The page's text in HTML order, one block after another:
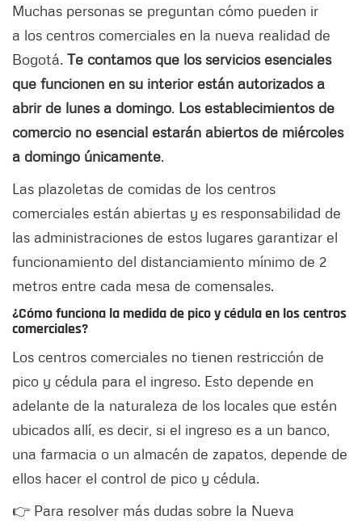
Muchas personas se preguntan cómo pueden ir
a los centros comerciales en la nueva realidad de
Bogotá. Te contamos que los servicios esenciales
que funcionen en su interior están autorizados a
abrir de lunes a domingo. Los establecimientos de
comercio no esencial estarán abiertos de miércoles
a domingo únicamente.
Las plazoletas de comidas de los centros
comerciales están abiertas y es responsabilidad de
las administraciones de estos lugares garantizar el
funcionamiento del distanciamiento mínimo de 2
metros entre cada mesa de comensales.
¿Cómo funciona la medida de pico y cédula en los centros
comerciales?
Los centros comerciales no tienen restricción de
pico y cédula para el ingreso. Esto depende en
adelante de la naturaleza de los locales que estén
ubicados allí, es decir, si el ingreso es a un banco,
una farmacia o un almacén de zapatos, depende de
ellos hacer el control de pico y cédula.
👉 Para resolver más dudas sobre la Nueva